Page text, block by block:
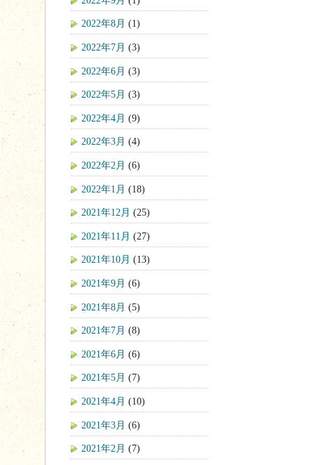
2022年8月 (1)
2022年7月 (3)
2022年6月 (3)
2022年5月 (3)
2022年4月 (9)
2022年3月 (4)
2022年2月 (6)
2022年1月 (18)
2021年12月 (25)
2021年11月 (27)
2021年10月 (13)
2021年9月 (6)
2021年8月 (5)
2021年7月 (8)
2021年6月 (6)
2021年5月 (7)
2021年4月 (10)
2021年3月 (6)
2021年2月 (7)